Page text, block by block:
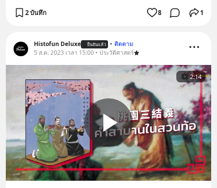
2 บันทึก 8 1
Histofun Deluxe ยืนยันแล้ว • ติดตาม
5 ส.ค. 2023 เวลา 15:00 • ประวัติศาสตร์
2:14